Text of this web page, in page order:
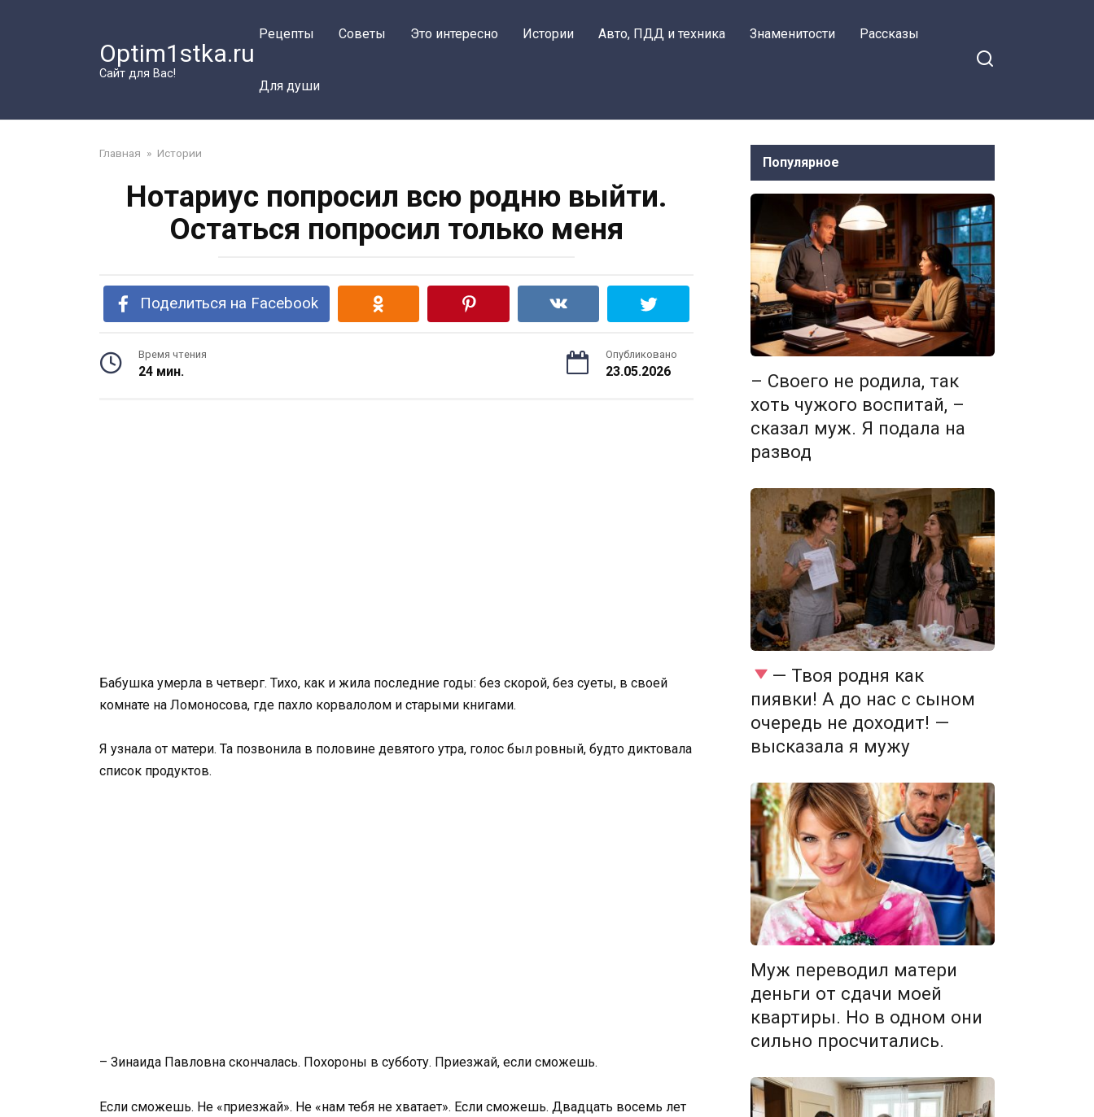
Optim1stka.ru
Сайт для Вас!
Рецепты Советы Это интересно Истории Авто, ПДД и техника Знаменитости Рассказы
Для души
Главная » Истории
Нотариус попросил всю родню выйти.
Остаться попросил только меня
Поделиться на Facebook
Время чтения
24 мин.
Опубликовано
23.05.2026
Бабушка умерла в четверг. Тихо, как и жила последние годы: без скорой, без суеты, в своей
комнате на Ломоносова, где пахло корвалолом и старыми книгами.
Я узнала от матери. Та позвонила в половине девятого утра, голос был ровный, будто диктовала
список продуктов.
– Зинаида Павловна скончалась. Похороны в субботу. Приезжай, если сможешь.
Если сможешь. Не «приезжай». Не «нам тебя не хватает». Если сможешь. Двадцать восемь лет
Популярное
– Своего не родила, так
хоть чужого воспитай, –
сказал муж. Я подала на
развод
— Твоя родня как
пиявки! А до нас с сыном
очередь не доходит! —
высказала я мужу
Муж переводил матери
деньги от сдачи моей
квартиры. Но в одном они
сильно просчитались.